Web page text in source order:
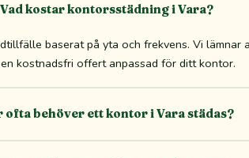
Vad kostar kontorsstädning i Vara?
baserat på yta och frekvens. Vi
kostnadsfri offert anpassad för ditt kontor.
ofta behöver ett kontor i Vara städas?